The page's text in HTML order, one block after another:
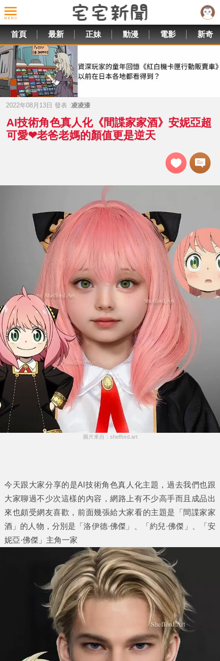
首頁 最新 正妹 動漫 電影 新奇
2022年08月13日 發表 :凌凌漆
AI技術角色真人化《間諜家家酒》安妮亞超
可愛❤老爸老媽的顏值更是逆天
圖片來自：shefford.art
今天跟大家分享的是AI技術角色真人化主題，過去我們也跟
大家聊過不少次這樣的內容，網路上有不少高手而且成品出
來也頗受網友喜歡，前面幾張給大家看的主題是「 間諜家家
酒 」的人物，分別是「洛伊德·佛傑」、「約兒·佛傑」、「安
妮亞·佛傑」主角一家